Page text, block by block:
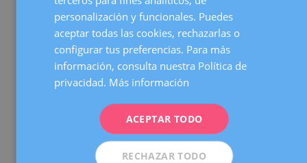
Bulto o masa en la mama y/o en axila.
Cambios en tamaño, forma de la mama.
Cambios en textura de la piel (piel de naranja).
Cambios de color (enrojecimiento de la piel.
Cambios en el pezón (retracción) o salida de secreción
Cambio en la dirección del pezón.
Retracción de zona de la piel de la mama y/o del
personalización y funcionales. Puedes
aceptar todas las cookies, rechazarlas o
configurar tus preferencias. Para más
información, consulta nuestra Política de
privacidad. Más información
ACEPTAR TODO
RECHAZAR TODO